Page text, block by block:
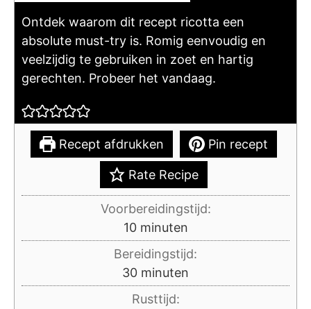
Ontdek waarom dit recept ricotta een
absolute must-try is. Romig eenvoudig en
veelzijdig te gebruiken in zoet en hartig
gerechten. Probeer het vandaag.
Recept afdrukken Pin recept
Rate Recipe
Voorbereidingstijd:
10minuten
minuten
Bereidingstijd:
30minuten
minuten
Rusttijd: